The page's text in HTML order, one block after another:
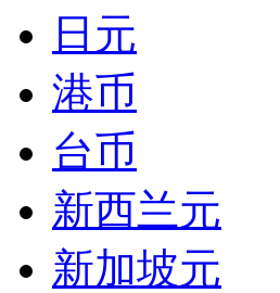
日元
港币
台币
新西兰元
新加坡元